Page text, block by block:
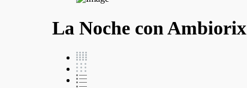
La Noche con Ambiorix